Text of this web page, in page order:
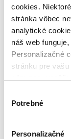
cookies.
stránka vôbec
analytické
náš web
Personalizačné
stránku pre
nám pomohlo,
súhlasu
Potrebné
Personalizačné
nová (0
čítaná (0
čítaná -
čítaná -
opotrebovaná
čítané
vypredaných